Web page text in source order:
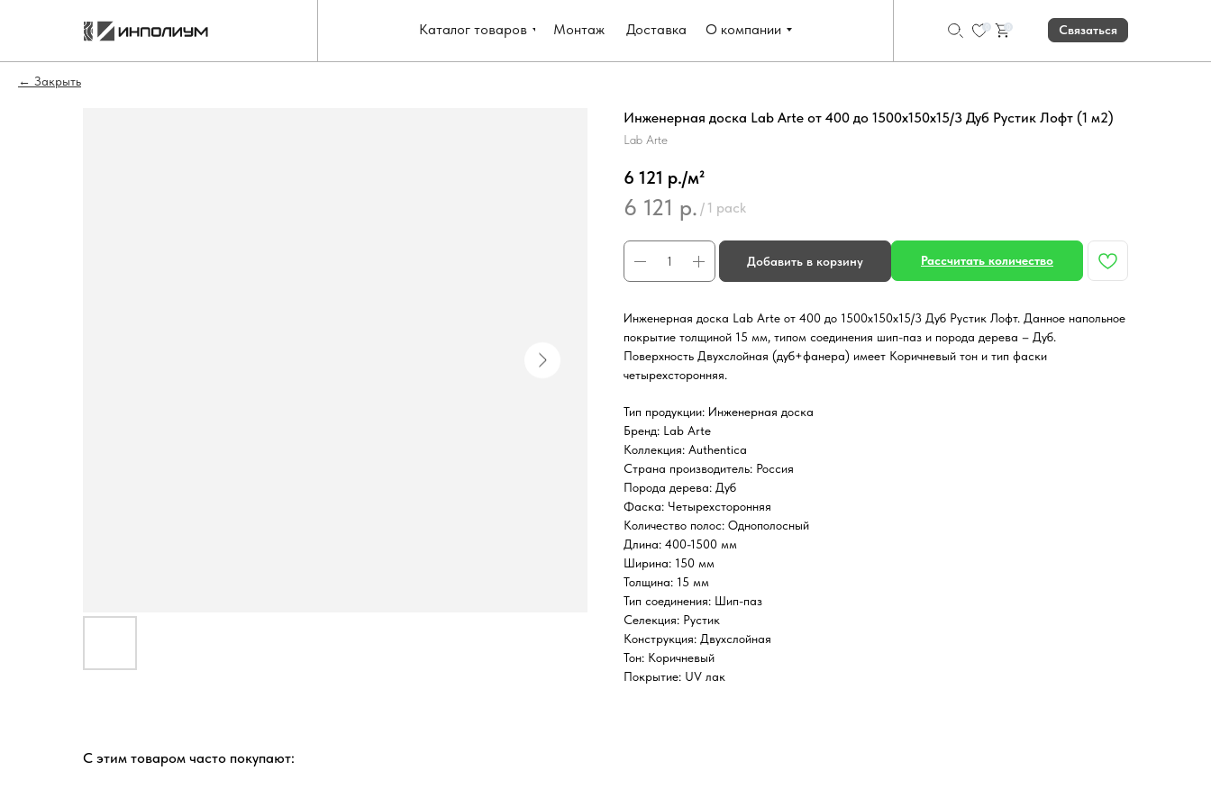
Связаться
Каталог товаров Монтаж Доставка О компании
Закрыть
Инженерная доска Lab Arte от 400 до 1500х150х15/3 Дуб Рустик Лофт (1 м2)
Lab Arte
6 121 р./м²
6 121 р. / 1 pack
Добавить в корзину Рассчитать количество
Инженерная доска Lab Arte от 400 до 1500х150х15/3 Дуб Рустик Лофт. Данное напольное
покрытие толщиной 15 мм, типом соединения шип-паз и порода дерева – Дуб.
Поверхность Двухслойная (дуб+фанера) имеет Коричневый тон и тип фаски
четырехсторонняя.
Тип продукции: Инженерная доска
Бренд: Lab Arte
Коллекция: Authentica
Страна производитель: Россия
Порода дерева: Дуб
Фаска: Четырехсторонняя
Количество полос: Однополосный
Длина: 400-1500 мм
Ширина: 150 мм
Толщина: 15 мм
Тип соединения: Шип-паз
Селекция: Рустик
Конструкция: Двухслойная
Тон: Коричневый
Покрытие: UV лак
С этим товаром часто покупают: